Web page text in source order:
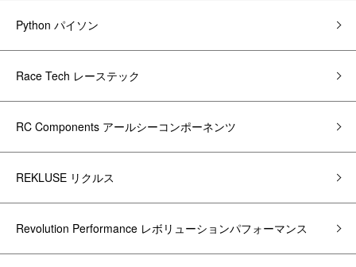
Python パイソン
Race Tech レーステック
RC Components アールシーコンポーネンツ
REKLUSE リクルス
Revolution Performance レボリューションパフォーマンス